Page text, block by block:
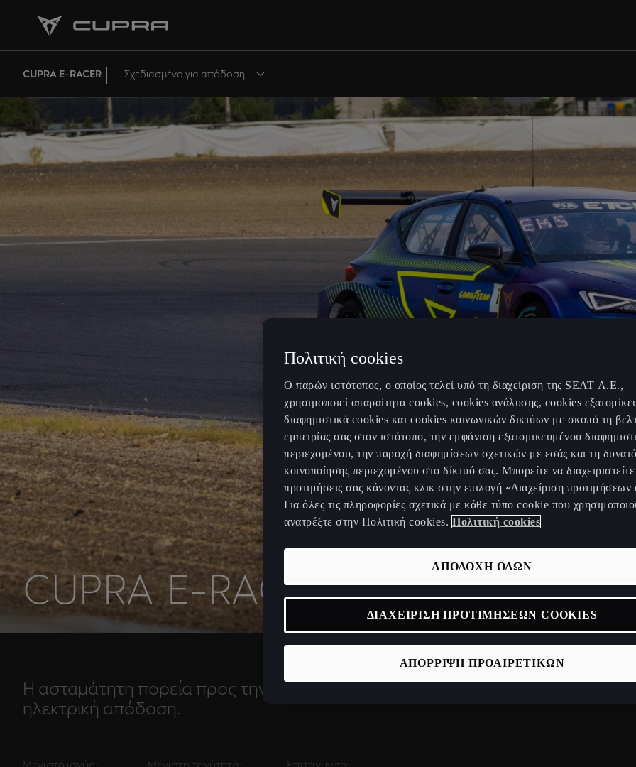
CUPRA E-RACER Σχεδιασμένο για απόδοση
CUPRA E-RACER
Η ασταμάτητη πορεία προς την 100%
ηλεκτρική απόδοση.
Πολιτική cookies
Ο παρών ιστότοπος, ο οποίος τελεί υπό τη διαχείριση της SEAT Α.Ε.,
χρησιμοποιεί απαραίτητα cookies, cookies ανάλυσης, cookies
διαφημιστικά cookies και cookies κοινωνικών δικτύων με σκοπό τη
εμπειρίας σας στον ιστότοπο, την εμφάνιση εξατομικευμένου
περιεχομένου, την παροχή διαφημίσεων σχετικών με εσάς και τη
κοινοποίησης περιεχομένου στο δίκτυό σας. Μπορείτε να διαχειριστείτε
προτιμήσεις σας κάνοντας κλικ στην επιλογή «Διαχείριση
Για όλες τις πληροφορίες σχετικά με κάθε τύπο cookie που
ανατρέξτε στην Πολιτική cookies. Πολιτική cookies
ΑΠΟΡΡΙΨΗ ΠΡΟΑΙΡΕΤΙΚΩΝ
ΑΠΟΔΟΧΗ ΟΛΩΝ
ΔΙΑΧΕΙΡΙΣΗ ΠΡΟΤΙΜΗΣΕΩΝ COOKIES